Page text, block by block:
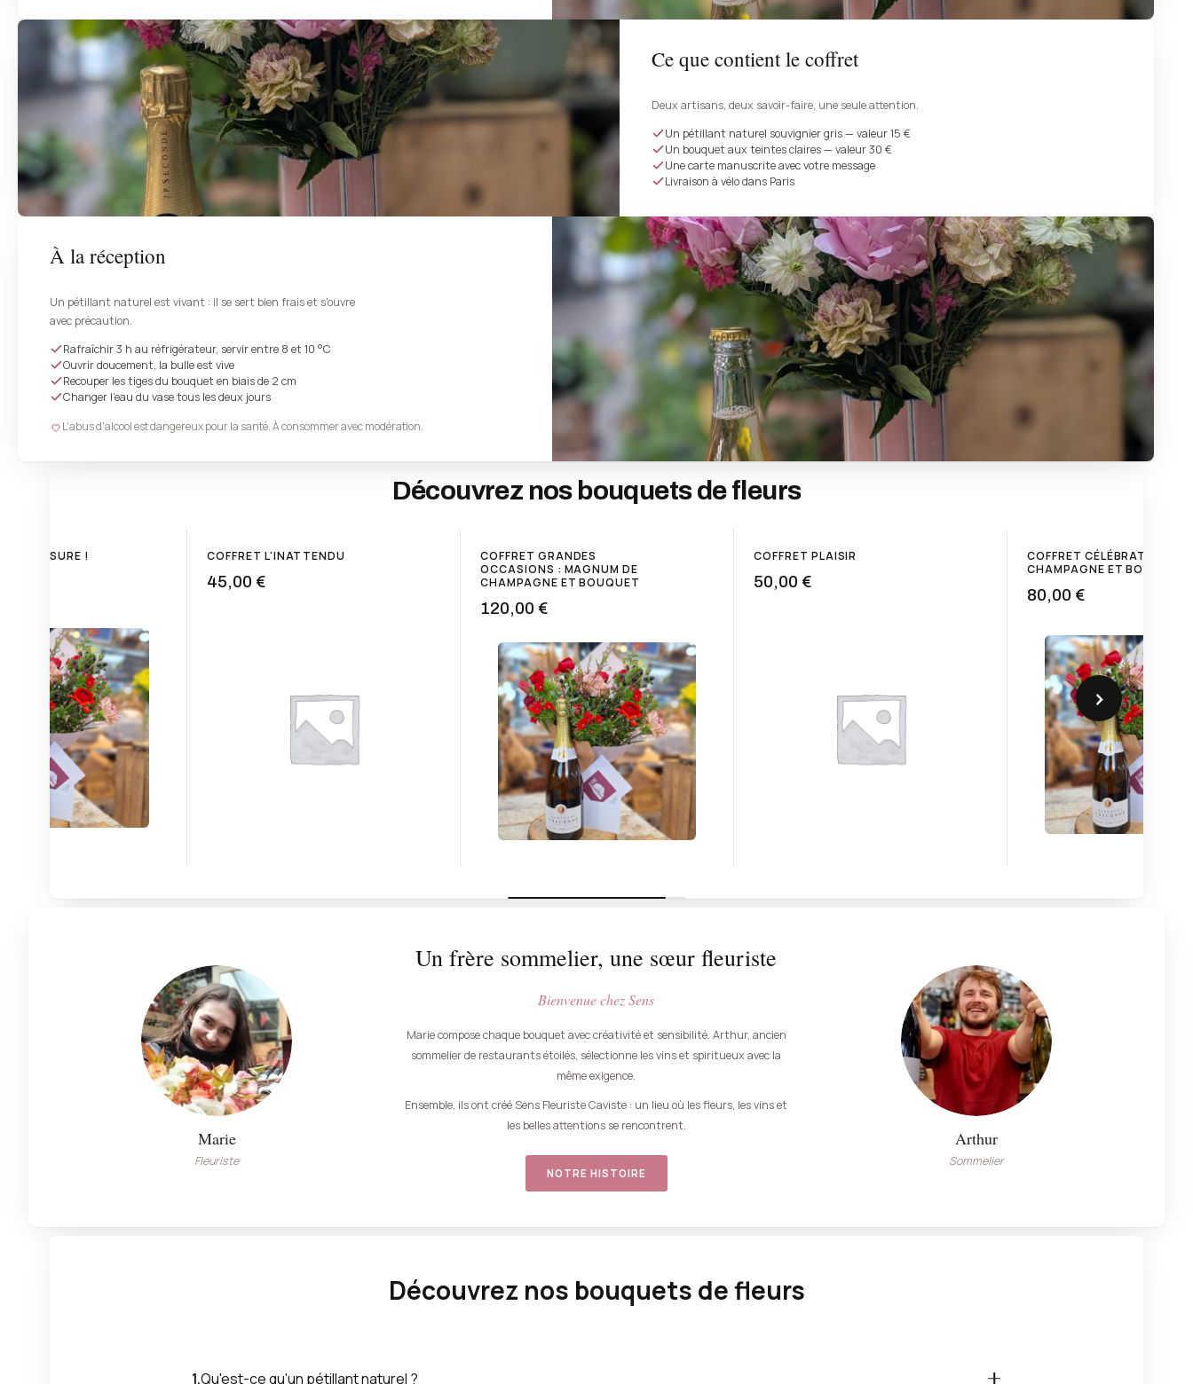
Ce que contient le coffret
Deux artisans, deux savoir-faire, une seule attention.
Un pétillant naturel souvignier gris — valeur 15 €
Un bouquet aux teintes claires — valeur 30 €
Une carte manuscrite avec votre message
Livraison à vélo dans Paris
À la réception
Un pétillant naturel est vivant : il se sert bien frais et s'ouvre
avec précaution.
Rafraîchir 3 h au réfrigérateur, servir entre 8 et 10 °C
Ouvrir doucement, la bulle est vive
Recouper les tiges du bouquet en biais de 2 cm
Changer l'eau du vase tous les deux jours
L'abus d'alcool est dangereux pour la santé. À consommer avec modération.
Découvrez nos bouquets de fleurs
›
SUR MESURE ! COFFRET L'INATTENDU
45,00 €
COFFRET GRANDES
OCCASIONS : MAGNUM DE
CHAMPAGNE ET BOUQUET
120,00 €
COFFRET PLAISIR
50,00 €
COFFRET CÉLÉBRATION:
CHAMPAGNE ET BOUQUET
80,00 €
Marie
Fleuriste
Un frère sommelier, une sœur fleuriste
Bienvenue chez Sens
Marie compose chaque bouquet avec créativité et sensibilité. Arthur, ancien
sommelier de restaurants étoilés, sélectionne les vins et spiritueux avec la
même exigence.
Ensemble, ils ont créé Sens Fleuriste Caviste : un lieu où les fleurs, les vins et
les belles attentions se rencontrent.
NOTRE HISTOIRE
Arthur
Sommelier
Découvrez nos bouquets de fleurs
Qu'est-ce qu'un pétillant naturel ?